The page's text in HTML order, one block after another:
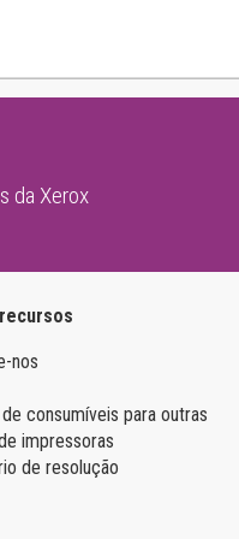
da Xerox
nos
de consumíveis para outras
impressoras
de resolução